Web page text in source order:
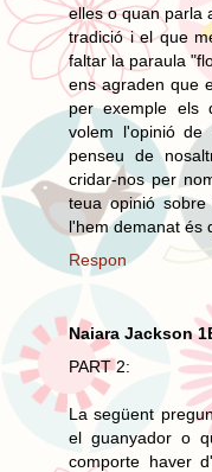
elles o quan parla
tradició i el que
faltar la paraula
ens agraden que
per exemple els
volem l'opinió
penseu de
cridar-nos per
teua opinió
l'hem demanat és
Respon
Naiara Jackson
PART 2:
La següent
el guanyador o
comporte haver